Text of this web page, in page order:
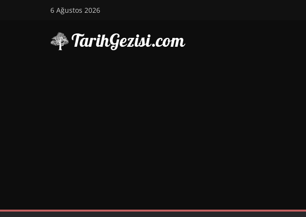
6 Ağustos 2026